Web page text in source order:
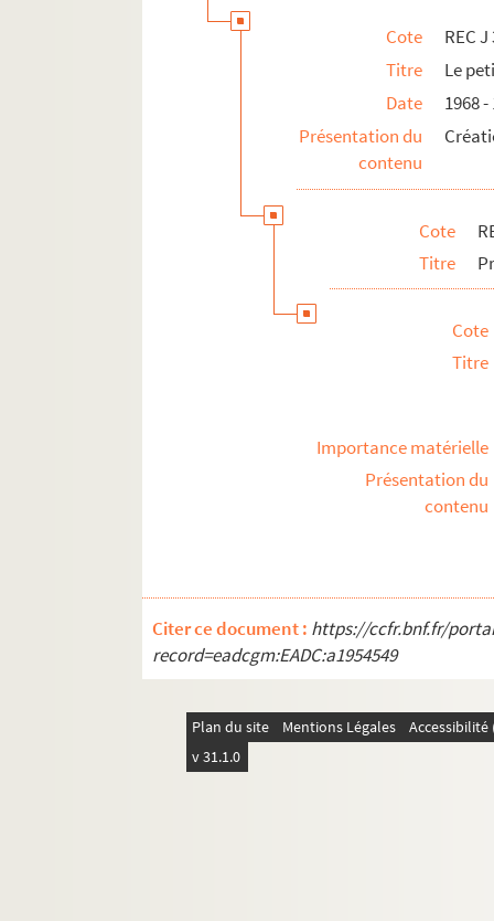
REC J 5.1-24. Projets inaboutis.
REC J 6.1-2. Textes de pièce
REC J 7.1-2. Droits d'auteur
REC J 8.1-3. Écrits et recherches
REC J 9.1-2. Alain Recoing directeur
REC J 11.1-3. Autres activités
REC L 1. Archives des collaborateurs d'Alain
REC M 1-4. Documentation générale sur la
REC T 1-3. Documents photographiques et
Cote
REC
Titre
Le
Date
1968 -
Présentation du
contenu
Cote
Titre
Cote
Titre
Importance matérielle
Présentation du
contenu
Citer ce document : https://ccfr.bnf.fr/
record=eadcgm:EADC:a1954549
Plan du site Mentions Légales
v 31.1.0